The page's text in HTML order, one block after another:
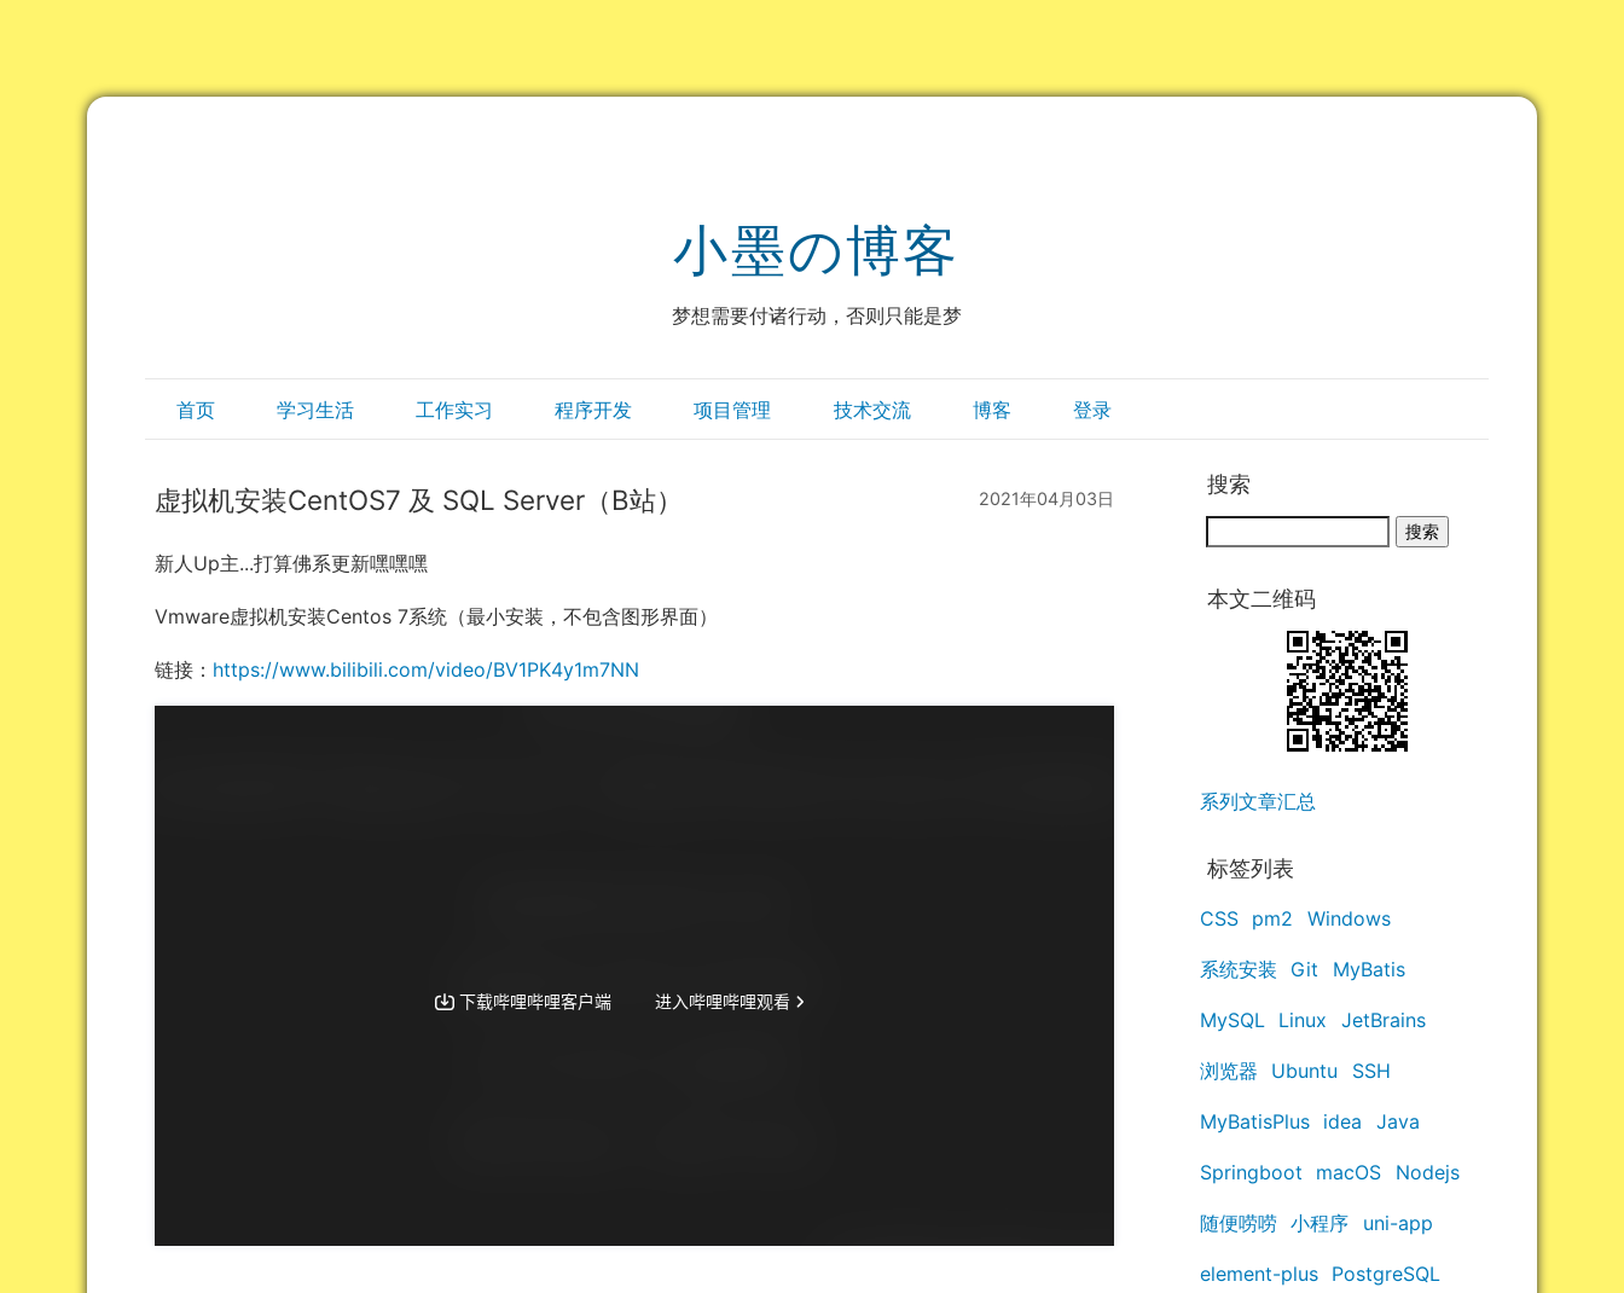
小墨の博客
梦想需要付诸行动，否则只能是梦
首页 学习生活 工作实习 程序开发 项目管理 技术交流 博客 登录
2021年04月03日
虚拟机安装CentOS7 及 SQL Server（B站）
新人Up主...打算佛系更新嘿嘿嘿
Vmware虚拟机安装Centos 7系统（最小安装，不包含图形界面）
链接： https://www.bilibili.com/video/BV1PK4y1m7NN
搜索
本文二维码
系列文章汇总
标签列表
CSS pm2 Windows
系统安装 Git MyBatis
MySQL Linux JetBrains
浏览器 Ubuntu SSH
MyBatisPlus idea Java
Springboot macOS Nodejs
随便唠唠 小程序 uni-app
element-plus PostgreSQL